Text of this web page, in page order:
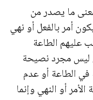
ما يصدر من
أمر بالفعل أو نهي
عليهم الطاعة
ليس مجرد نصيحة
في الطاعة أو عدم
أو النهي وإنما